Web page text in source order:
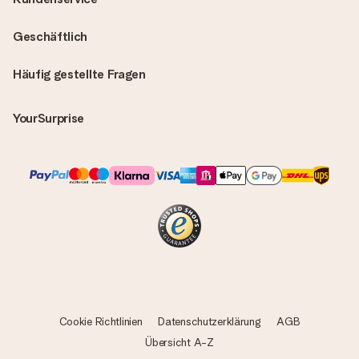
Häufig gestellte Fragen
YourSurprise
Geschäftlich
Cookie Richtlinien Datenschutzerklärung
AGB
Übersicht A-Z